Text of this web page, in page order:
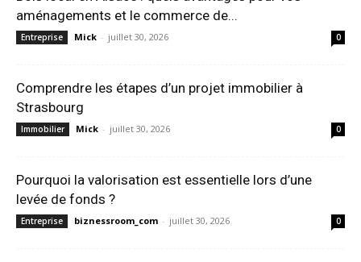
aménagements et le commerce de...
Entreprise Mick - juillet 30, 2026 0
Comprendre les étapes d’un projet immobilier à
Strasbourg
Immobilier Mick - juillet 30, 2026 0
Pourquoi la valorisation est essentielle lors d’une
levée de fonds ?
Entreprise biznessroom_com - juillet 30, 2026 0